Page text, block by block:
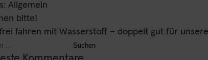
Impressum
by
Allgemein
bitte!
fahren mit Wasserstoff – doppelt gut für